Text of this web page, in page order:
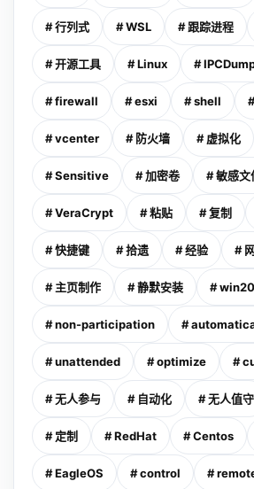
# 行列式 # WSL # 跟踪进程
# 开源工具 # Linux #
# firewall # esxi # shell
# vcenter # 防火墙 # 虚拟化
# Sensitive # 加密卷 # 敏感文
# VeraCrypt # 粘贴 # 复制
# 快捷键 # 拾遗 # 经验 #
# 主页制作 # 静默安装 #
# non-participation #
# unattended # optimize #
# 无人参与 # 自动化 # 无人值守
# 定制 # RedHat # Centos
# EagleOS # control #